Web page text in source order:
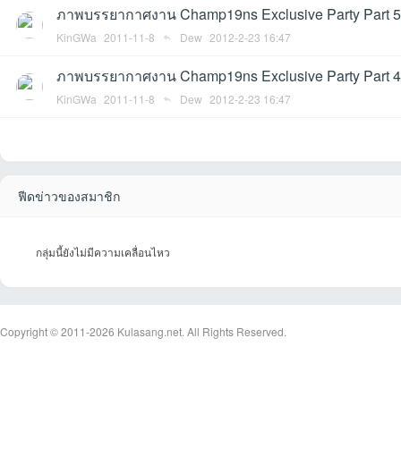
ภาพบรรยากาศงาน Champ19ns Exclusive Party Part 5
KinGWa 2011-11-8 Dew 2012-2-23 16:47
ภาพบรรยากาศงาน Champ19ns Exclusive Party Part 4
KinGWa 2011-11-8 Dew 2012-2-23 16:47
ฟีดข่าวของสมาชิก
กลุ่มนี้ยังไม่มีความเคลื่อนไหว
Copyright © 2011-2026 Kulasang.net. All Rights Reserved.